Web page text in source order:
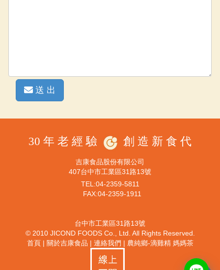
送 出
30 年 老 經 驗 創 造 新 食 代
吉康食品股份有限公司
407台中市工業區31路13號
TEL:04-2359-5811
FAX:04-2359-1911
台中市工業區31路13號
© 2010 JICOND FOODS Co., Ltd. All Rights Reserved.
首頁| 關於吉康食品 | 連絡我們 | 農純鄉-滴雞精 媽媽茶